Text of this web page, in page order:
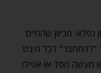
מכיוון שהחיים
"להתחבר" לכל היבט
מעשה חסד או אפילו